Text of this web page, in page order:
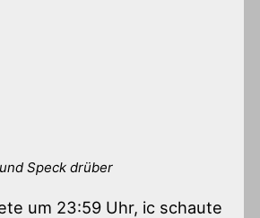
Speck drüber
um 23:59 Uhr, ic schaute